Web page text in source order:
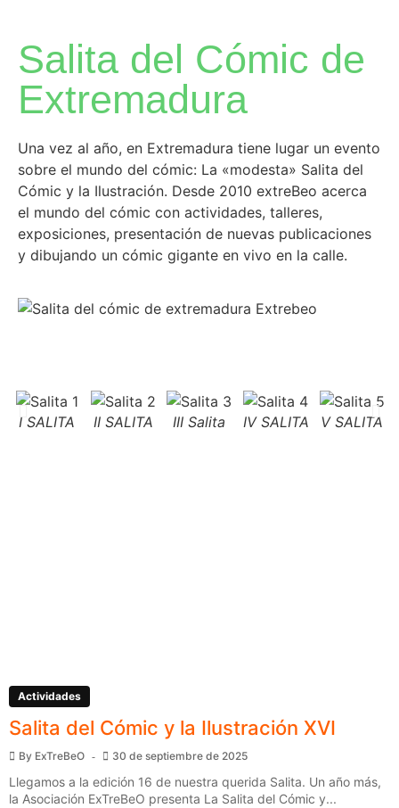
Salita del Cómic de
Extremadura
Una vez al año, en Extremadura tiene lugar un evento
sobre el mundo del cómic: La «modesta» Salita del
Cómic y la Ilustración. Desde 2010 extreBeo acerca
el mundo del cómic con actividades, talleres,
exposiciones, presentación de nuevas publicaciones
y dibujando un cómic gigante en vivo en la calle.
I SALITA II SALITA III Salita IV SALITA V SALITA
Actividades
Salita del Cómic y la Ilustración XVI
By ExTreBeO 30 de septiembre de 2025
Llegamos a la edición 16 de nuestra querida Salita. Un año más,
la Asociación ExTreBeO presenta La Salita del Cómic y...